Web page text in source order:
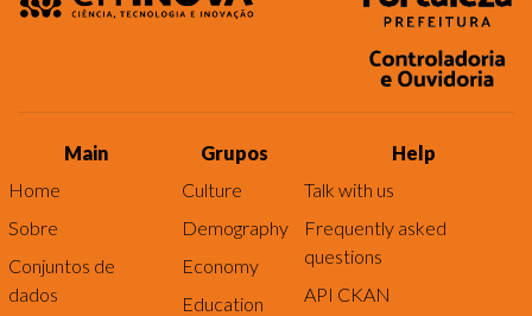
Main
Home
Sobre
Conjuntos de
dados
Grupos
Culture
Demography
Economy
Education
Help
Talk with us
Frequently asked
questions
API CKAN